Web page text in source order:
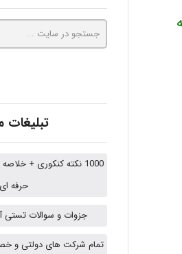
تبلیغات
1000 نکته کنکوری +
حرفه ای
جزوات و سوالات تستی
تمام شرکت های دولتی و